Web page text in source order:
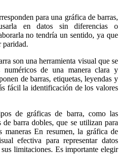
para una gráfica de barras,
en datos sin diferencias o
no tendría un sentido, ya que
paridad.
son una herramienta visual que se
numéricos de una manera clara y
de barras, etiquetas, leyendas y
fácil la identificación de los valores
de gráficas de barra, como las
barra dobles, que se utilizan para
maneras En resumen, la gráfica de
efectiva para representar datos
limitaciones. Es importante elegir